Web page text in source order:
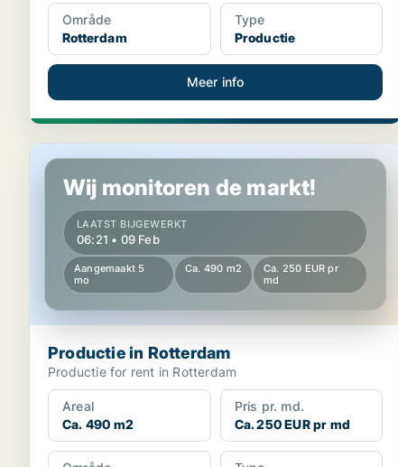
Område
Rotterdam
Type
Productie
Meer info
Productie in Rotterdam
Wij monitoren de markt!
LAATST BIJGEWERKT
06:21 • 09 Feb
Aangemaakt 5
mo
Ca. 490 m2
Ca. 250 EUR pr
md
Productie in Rotterdam
Productie for rent in Rotterdam
Areal
Ca. 490 m2
Pris pr. md.
Ca. 250 EUR pr md